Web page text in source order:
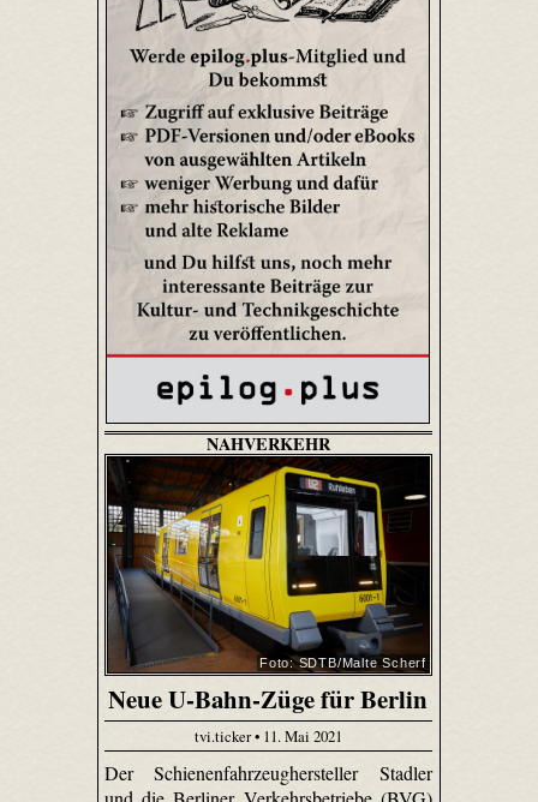
NAHVERKEHR
Foto: SDTB/Malte Scherf
Neue U-Bahn-Züge für Berlin
tvi.ticker • 11. Mai 2021
Der Schienenfahrzeughersteller Stadler